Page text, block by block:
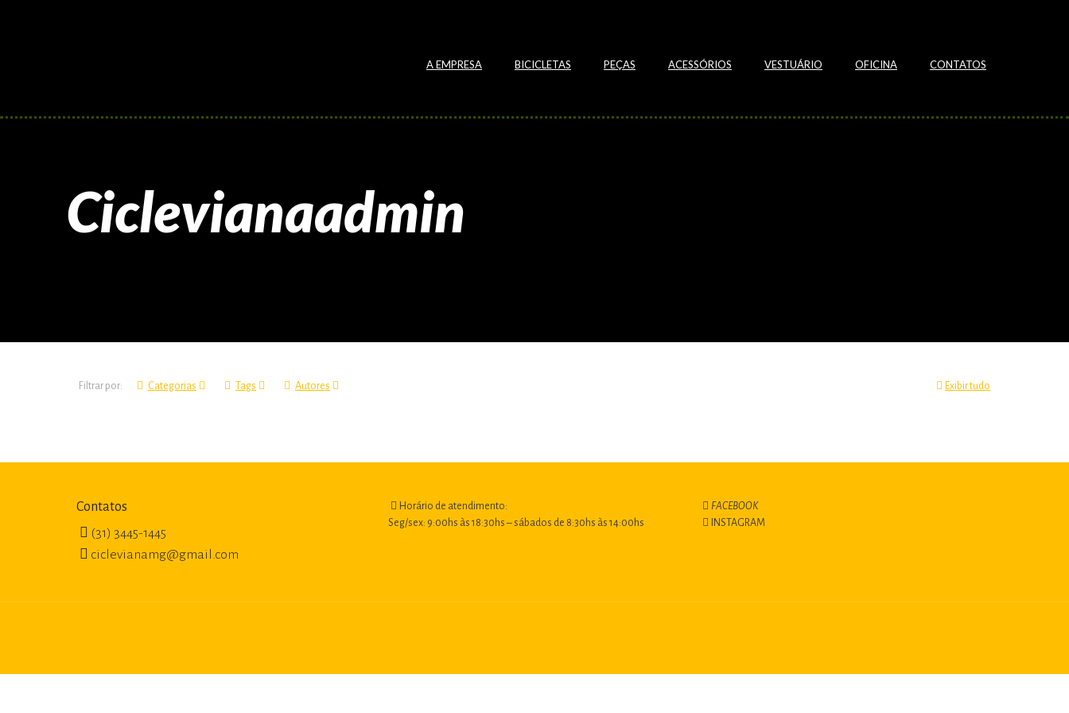
A EMPRESA BICICLETAS PEÇAS ACESSÓRIOS VESTUÁRIO OFICINA CONTATOS
Ciclevianaadmin
Filtrar por: Categorias Tags Autores Exibir tudo
Contatos
(31) 3445-1445
ciclevianamg@gmail.com
Horário de atendimento:
Seg/sex: 9:00hs às 18:30hs – sábados de 8:30hs às 14:00hs
FACEBOOK
INSTAGRAM